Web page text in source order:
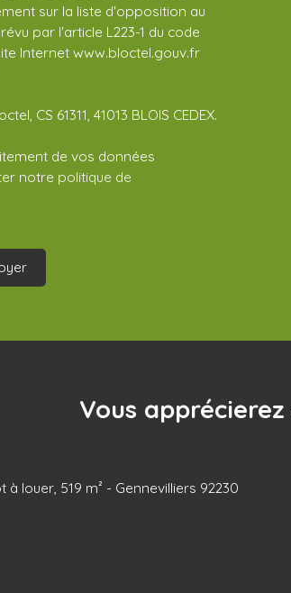
sur la liste d'opposition au
par l'article L223-1 du code
Internet www.bloctel.gouv.fr
CS 61311, 41013 BLOIS CEDEX.
de vos données
notre politique de
Vous apprécierez